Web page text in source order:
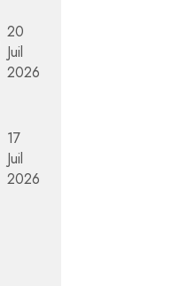
20
Juil
2026
17
Juil
2026